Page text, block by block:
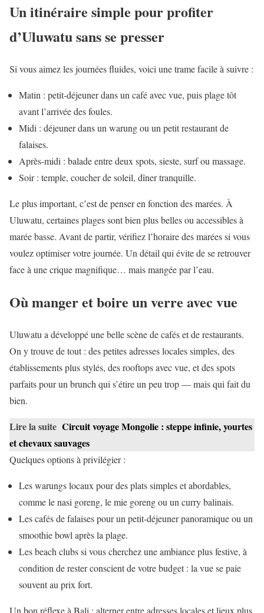
Un itinéraire simple pour profiter
d’Uluwatu sans se presser
Si vous aimez les journées fluides, voici une trame facile à suivre :
Matin : petit-déjeuner dans un café avec vue, puis plage tôt
avant l’arrivée des foules.
Midi : déjeuner dans un warung ou un petit restaurant de
falaises.
Après-midi : balade entre deux spots, sieste, surf ou massage.
Soir : temple, coucher de soleil, dîner tranquille.
Le plus important, c’est de penser en fonction des marées. À
Uluwatu, certaines plages sont bien plus belles ou accessibles à
marée basse. Avant de partir, vérifiez l’horaire des marées si vous
voulez optimiser votre journée. Un détail qui évite de se retrouver
face à une crique magnifique… mais mangée par l’eau.
Où manger et boire un verre avec vue
Uluwatu a développé une belle scène de cafés et de restaurants.
On y trouve de tout : des petites adresses locales simples, des
établissements plus stylés, des rooftops avec vue, et des spots
parfaits pour un brunch qui s’étire un peu trop — mais qui fait du
bien.
Lire la suite Circuit voyage Mongolie : steppe infinie, yourtes
et chevaux sauvages
Quelques options à privilégier :
Les warungs locaux pour des plats simples et abordables,
comme le nasi goreng, le mie goreng ou un curry balinais.
Les cafés de falaises pour un petit-déjeuner panoramique ou un
smoothie bowl après la plage.
Les beach clubs si vous cherchez une ambiance plus festive, à
condition de rester conscient de votre budget : la vue se paie
souvent au prix fort.
Un bon réflexe à Bali : alterner entre adresses locales et lieux plus